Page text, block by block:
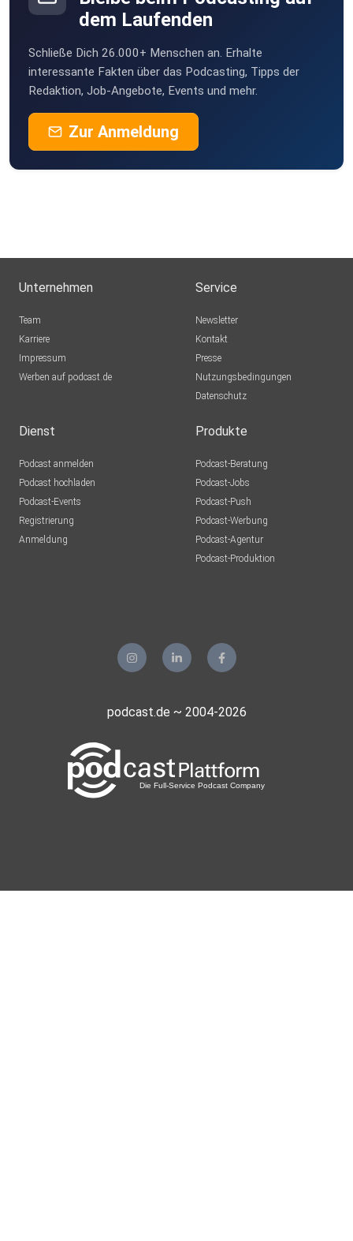
dem Laufenden
Schließe Dich 26.000+ Menschen an. Erhalte
interessante Fakten über das Podcasting, Tipps der
Redaktion, Job-Angebote, Events und mehr.
Zur Anmeldung
Unternehmen
Team
Karriere
Impressum
Werben auf podcast.de
Service
Newsletter
Kontakt
Presse
Nutzungsbedingungen
Datenschutz
Dienst
Podcast anmelden
Podcast hochladen
Podcast-Events
Registrierung
Anmeldung
Produkte
Podcast-Beratung
Podcast-Jobs
Podcast-Push
Podcast-Werbung
Podcast-Agentur
Podcast-Produktion
podcast.de ~ 2004-2026